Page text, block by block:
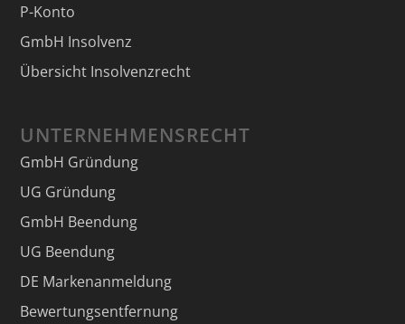
P-Konto
GmbH Insolvenz
Übersicht Insolvenzrecht
UNTERNEHMENSRECHT
GmbH Gründung
UG Gründung
GmbH Beendung
UG Beendung
DE Markenanmeldung
Bewertungsentfernung